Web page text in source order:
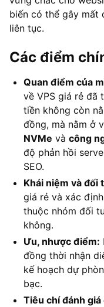
biến có thể gây mất
liên tục.
Các điểm
Quan điểm của
về VPS giá rẻ đã
tiền không còn
đồng, mà nằm ở
NVMe và công
độ phản hồi
SEO.
Khái niệm và đối
giá rẻ và xác
thuộc nhóm đối
không.
Ưu, nhược điểm:
đồng thời nhận
kế hoạch dự
bạc.
Tiêu chí đánh